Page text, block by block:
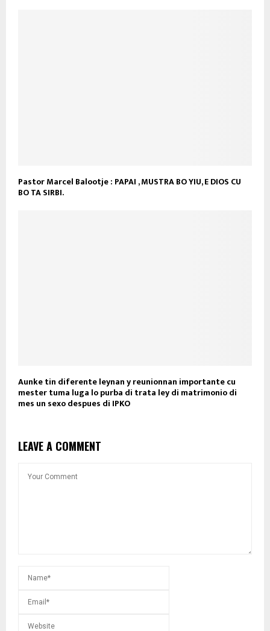
Pastor Marcel Balootje : PAPAI , MUSTRA BO YIU, E DIOS CU
BO TA SIRBI.
Aunke tin diferente leynan y reunionnan importante cu
mester tuma luga lo purba di trata ley di matrimonio di
mes un sexo despues di IPKO
LEAVE A COMMENT